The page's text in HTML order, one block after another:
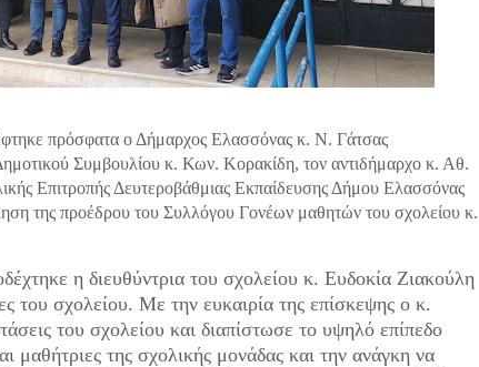
πρόσφατα ο Δήμαρχος Ελασσόνας κ. Ν. Γάτσας
Συμβουλίου κ. Κων. Κορακίδη, τον αντιδήμαρχο κ. Αθ.
Επιτροπής Δευτεροβάθμιας Εκπαίδευσης Δήμου Ελασσόνας
της προέδρου του Συλλόγου Γονέων μαθητών του σχολείου κ.
η διευθύντρια του σχολείου κ. Ευδοκία Ζιακούλη
του σχολείου. Με την ευκαιρία της επίσκεψης ο κ.
του σχολείου και διαπίστωσε το υψηλό επίπεδο
μαθήτριες της σχολικής μονάδας και την ανάγκη να